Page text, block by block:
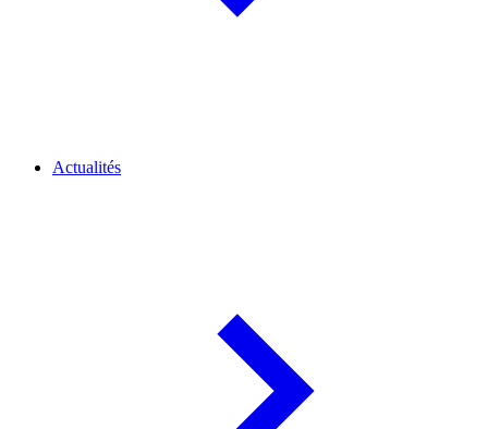
Actualités